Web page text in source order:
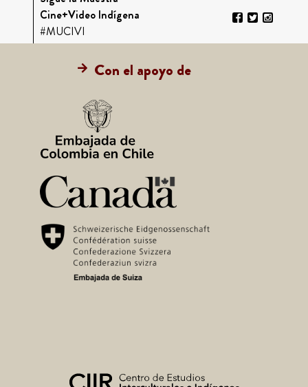
Cine+Video Indígena
#MUCIVI
Con el apoyo de